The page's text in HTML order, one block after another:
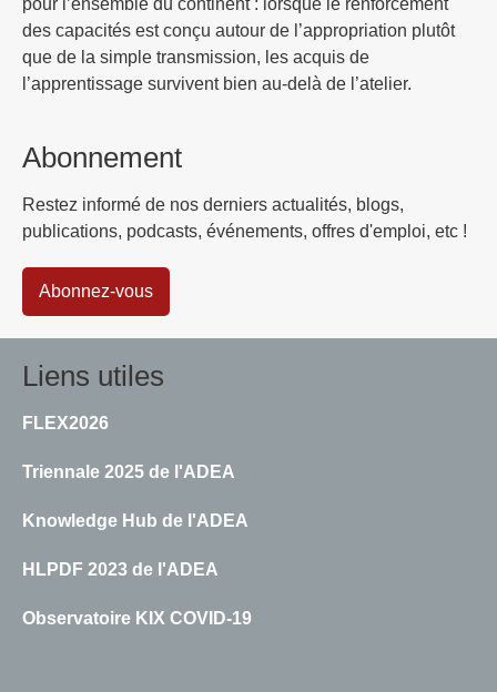
des capacités est conçu autour de l’appropriation plutôt
que de la simple transmission, les acquis de
l’apprentissage survivent bien au-delà de l’atelier.
Abonnement
Restez informé de nos derniers actualités, blogs,
publications, podcasts, événements, offres d'emploi, etc !
Abonnez-vous
Liens utiles
FLEX2026
Triennale 2025 de l'ADEA
Knowledge Hub de l'ADEA
HLPDF 2023 de l'ADEA
Observatoire KIX COVID-19